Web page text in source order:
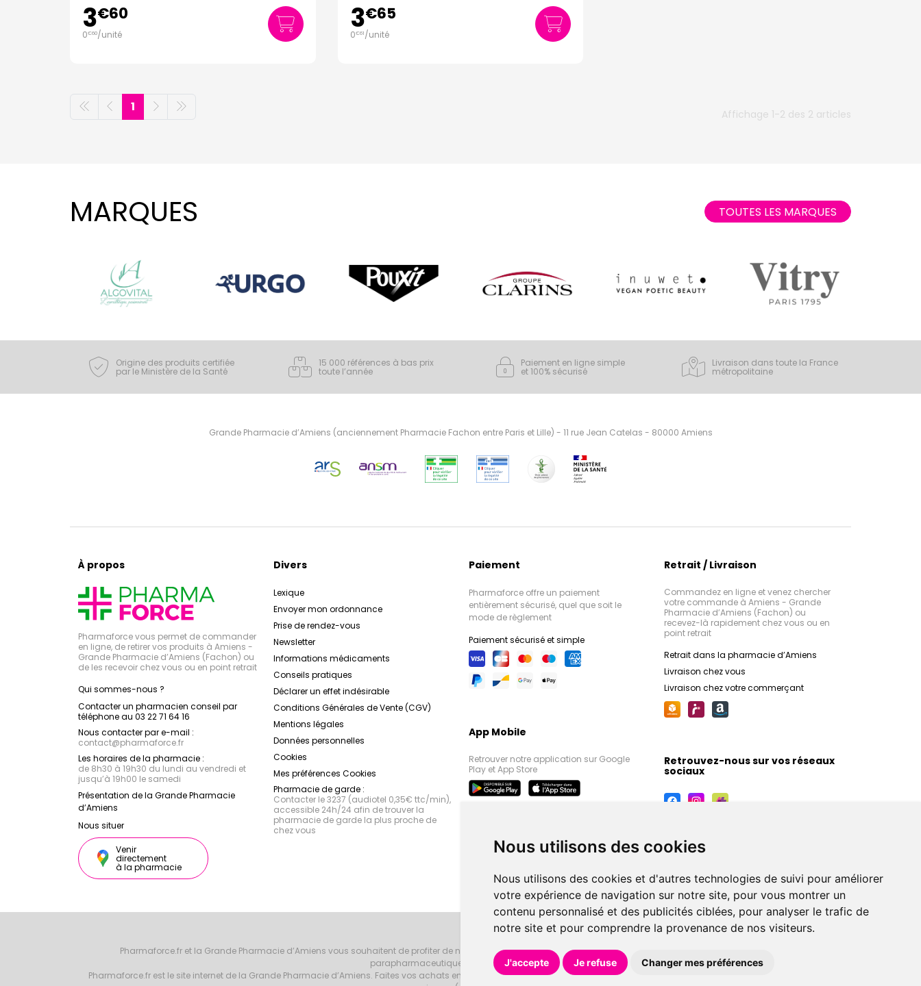
Nous utilisons des cookies
Nous utilisons des cookies et d'autres technologies de suivi pour améliorer
votre expérience de navigation sur notre site, pour vous montrer un
contenu personnalisé et des publicités ciblées, pour analyser le trafic de
notre site et pour comprendre la provenance de nos visiteurs.
J'accepte Je refuse Changer mes préférences
3€60
0€60/unité 3€65
0€61/unité
Affichage 1-2 des 2 articles
1
MARQUES TOUTES LES MARQUES
Origine des produits certifiée
par le Ministère de la Santé
15 000 références à bas prix
toute l’année
Paiement en ligne simple
et 100% sécurisé
Livraison dans toute la France
métropolitaine
Grande Pharmacie d’Amiens (anciennement Pharmacie Fachon entre Paris et Lille) - 11 rue Jean Catelas - 80000 Amiens
À propos
Pharmaforce vous permet de commander
en ligne, de retirer vos produits à Amiens -
Grande Pharmacie d’Amiens (Fachon) ou
de les recevoir chez vous ou en point retrait
Qui sommes-nous ?
Contacter un pharmacien conseil par
téléphone au 03 22 71 64 16
Nous contacter par e-mail :
contact@pharmaforce.fr
Les horaires de la pharmacie :
de 8h30 à 19h30 du lundi au vendredi et
jusqu’à 19h00 le samedi
Présentation de la Grande Pharmacie
d’Amiens
Nous situer
Venir
directement
à la pharmacie
Divers
Lexique
Envoyer mon ordonnance
Prise de rendez-vous
Newsletter
Informations médicaments
Conseils pratiques
Déclarer un effet indésirable
Conditions Générales de Vente (CGV)
Mentions légales
Données personnelles
Cookies
Mes préférences Cookies
Pharmacie de garde :
Contacter le 3237 (audiotel 0,35€ ttc/min),
accessible 24h/24 afin de trouver la
pharmacie de garde la plus proche de
chez vous
Paiement
Pharmaforce offre un paiement
entièrement sécurisé, quel que soit le
mode de règlement
Paiement sécurisé et simple
App Mobile
Retrouver notre application sur Google
Play et App Store
Retrait / Livraison
Commandez en ligne et venez chercher
votre commande à Amiens - Grande
Pharmacie d’Amiens (Fachon) ou
recevez-là rapidement chez vous ou en
point retrait
Retrait dans la pharmacie d’Amiens
Livraison chez vous
Livraison chez votre commerçant
Retrouvez-nous sur vos réseaux
sociaux
Pharmaforce.fr et la Grande Pharmacie d’Amiens vous souhaitent de profiter de notre accueil, de nos conseils pharmaceutiques, orthopédiques, homéopathiques,
parapharmaceutiques, beauté et bien-être.
Pharmaforce.fr est le site internet de la Grande Pharmacie d’Amiens. Faites vos achats en ligne grâce à un choix de 20000 références en pharmacie, parapharmacie, diététique et